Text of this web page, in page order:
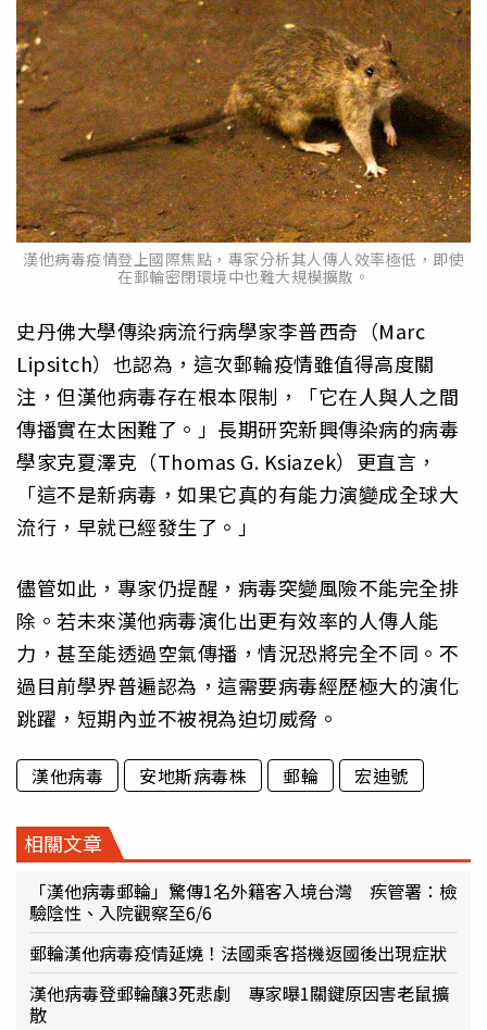
漢他病毒疫情登上國際焦點，專家分析其人傳人效率極低，即使
在郵輪密閉環境中也難大規模擴散。
史丹佛大學傳染病流行病學家李普西奇（Marc
Lipsitch）也認為，這次郵輪疫情雖值得高度關
注，但漢他病毒存在根本限制，「它在人與人之間
傳播實在太困難了。」長期研究新興傳染病的病毒
學家克夏澤克（Thomas G. Ksiazek）更直言，
「這不是新病毒，如果它真的有能力演變成全球大
流行，早就已經發生了。」
儘管如此，專家仍提醒，病毒突變風險不能完全排
除。若未來漢他病毒演化出更有效率的人傳人能
力，甚至能透過空氣傳播，情況恐將完全不同。不
過目前學界普遍認為，這需要病毒經歷極大的演化
跳躍，短期內並不被視為迫切威脅。
漢他病毒 安地斯病毒株 郵輪 宏迪號
相關文章
「漢他病毒郵輪」驚傳1名外籍客入境台灣 疾管署：檢
驗陰性、入院觀察至6/6
郵輪漢他病毒疫情延燒！法國乘客搭機返國後出現症狀
漢他病毒登郵輪釀3死悲劇 專家曝1關鍵原因害老鼠擴
散